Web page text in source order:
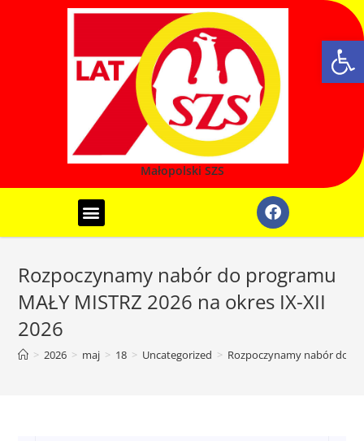
Małopolski SZS
Rozpoczynamy nabór do programu
MAŁY MISTRZ 2026 na okres IX-XII
2026
> 2026 > maj > 18 > Uncategorized > Rozpoczynamy nabór do